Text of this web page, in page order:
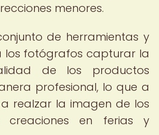
menores.
de herramientas y
los fotógrafos capturar la
de los productos
profesional, lo que a
realzar la imagen de los
creaciones en ferias y